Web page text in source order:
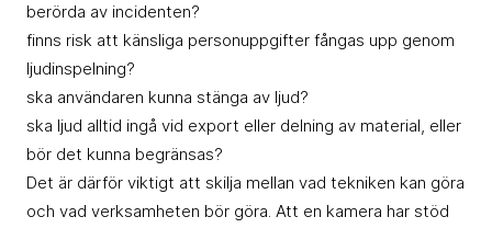
berörda av incidenten?
finns risk att känsliga personuppgifter fångas upp genom
ljudinspelning?
ska användaren kunna stänga av ljud?
ska ljud alltid ingå vid export eller delning av material, eller
bör det kunna begränsas?
Det är därför viktigt att skilja mellan vad tekniken kan göra
och vad verksamheten bör göra. Att en kamera har stöd